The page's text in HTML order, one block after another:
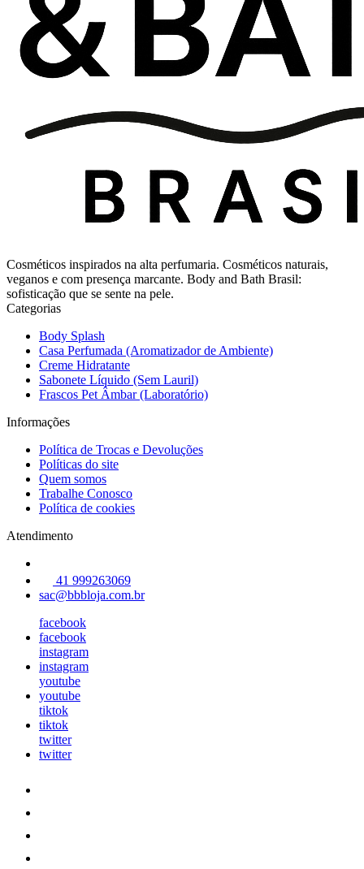
Cosméticos inspirados na alta perfumaria. Cosméticos naturais,
veganos e com presença marcante. Body and Bath Brasil:
sofisticação que se sente na pele.
Categorias
Body Splash
Casa Perfumada (Aromatizador de Ambiente)
Creme Hidratante
Sabonete Líquido (Sem Lauril)
Frascos Pet Âmbar (Laboratório)
Informações
Política de Trocas e Devoluções
Políticas do site
Quem somos
Trabalhe Conosco
Política de cookies
Atendimento
41 999263069
sac@bbbloja.com.br
facebook
facebook
instagram
instagram
youtube
youtube
tiktok
tiktok
twitter
twitter